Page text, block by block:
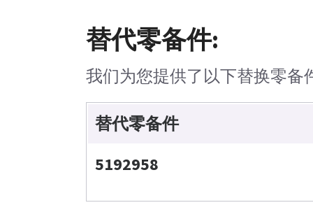
替代零备件:
我们为您提供了以下替换零
替代零备件
5192958